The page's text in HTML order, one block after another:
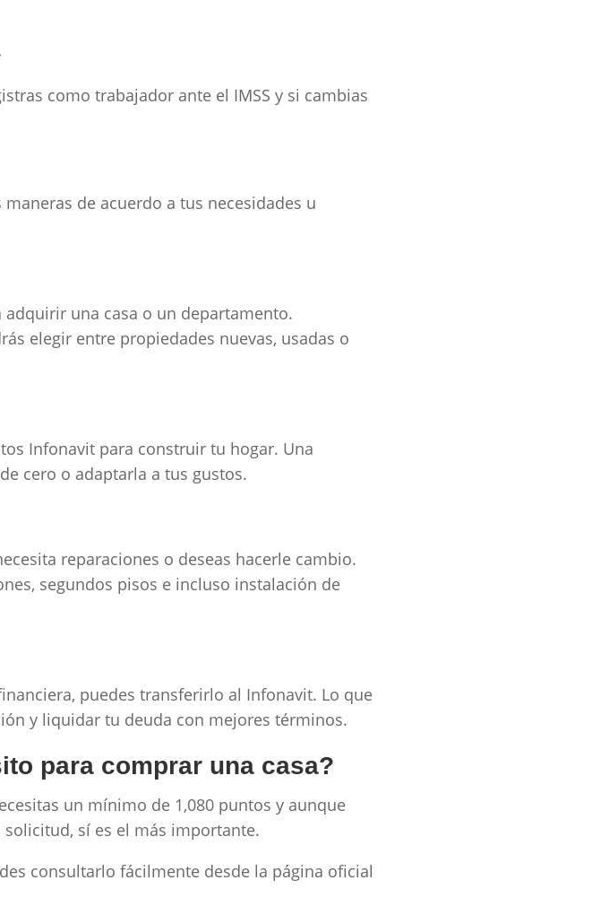
como trabajador ante el IMSS y si cambias
de acuerdo a tus necesidades u
una casa o un departamento.
elegir entre propiedades nuevas, usadas o
Infonavit para construir tu hogar. Una
cero o adaptarla a tus gustos.
reparaciones o deseas hacerle cambio.
segundos pisos e incluso instalación de
puedes transferirlo al Infonavit. Lo que
y liquidar tu deuda con mejores términos.
para comprar una casa?
un mínimo de 1,080 puntos y aunque
sí es el más importante.
consultarlo fácilmente desde la página oficial